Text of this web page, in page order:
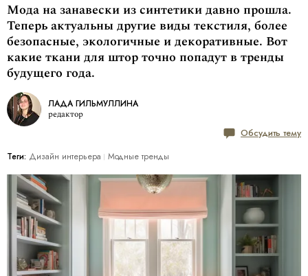
Мода на занавески из синтетики давно прошла.
Теперь актуальны другие виды текстиля, более
безопасные, экологичные и декоративные. Вот
какие ткани для штор точно попадут в тренды
будущего года.
ЛАДА ГИЛЬМУЛЛИНА
редактор
Обсудить тему
Теги: Дизайн интерьера Модные тренды